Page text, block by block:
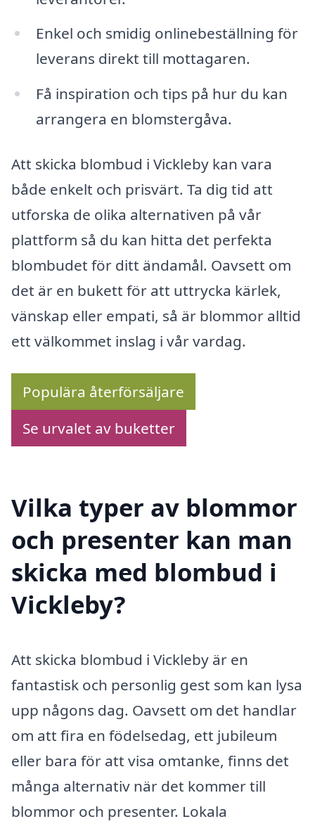
Enkel och smidig onlinebeställning för
leverans direkt till mottagaren.
Få inspiration och tips på hur du kan
arrangera en blomstergåva.
Att skicka blombud i Vickleby kan vara
både enkelt och prisvärt. Ta dig tid att
utforska de olika alternativen på vår
plattform så du kan hitta det perfekta
blombudet för ditt ändamål. Oavsett om
det är en bukett för att uttrycka kärlek,
vänskap eller empati, så är blommor alltid
ett välkommet inslag i vår vardag.
Populära återförsäljare
Se urvalet av buketter
Vilka typer av blommor
och presenter kan man
skicka med blombud i
Vickleby?
Att skicka blombud i Vickleby är en
fantastisk och personlig gest som kan lysa
upp någons dag. Oavsett om det handlar
om att fira en födelsedag, ett jubileum
eller bara för att visa omtanke, finns det
många alternativ när det kommer till
blommor och presenter. Lokala